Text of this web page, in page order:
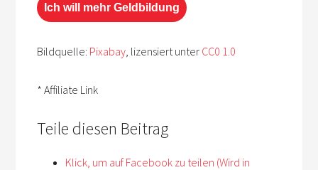
Ich will mehr Geldbildung
Bildquelle: Pixabay , lizensiert unter CC0 1.0
* Affiliate Link
Teile diesen Beitrag
Klick, um auf Facebook zu teilen (Wird in